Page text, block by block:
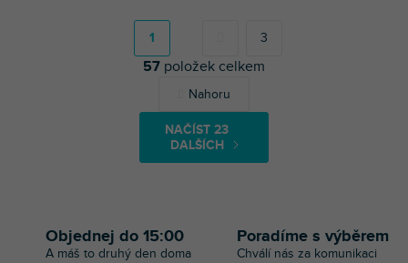
O
v
l
á
NAČÍST 23
DALŠÍCH
n
o
v
á
n
í
1 3
57 položek celkem
Nahoru
Objednej do 15:00
A máš to druhý den doma
Poradíme s výběrem
Chválí nás za komunikaci